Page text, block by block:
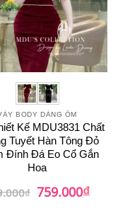
BODY DÁNG ÔM
Kế MDU3831 Chất
Tuyết Hàn Tông Đỏ
Đính Đá Eo Cổ Gắn
Hoa
₫ Giá
gốc
759.000₫Giá
hiện